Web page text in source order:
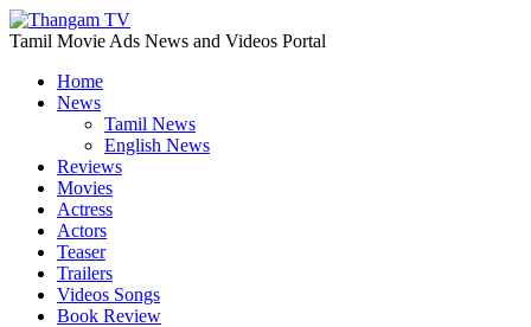
Tamil Movie Ads News and Videos Portal
Home
News
Tamil News
English News
Reviews
Movies
Actress
Actors
Teaser
Trailers
Videos Songs
Book Review